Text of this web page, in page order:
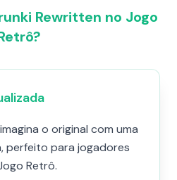
Rewritten no Jogo
o original com uma
perfeito para jogadores
Retrô.